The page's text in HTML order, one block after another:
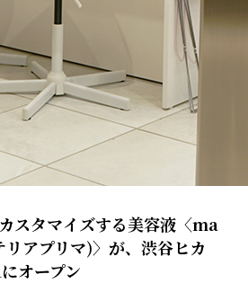
スタマイズする美容液〈ma
アプリマ)〉が、渋谷ヒカ
オープン